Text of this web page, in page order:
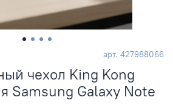
арт. 427988066
чехол King Kong
Samsung Galaxy Note